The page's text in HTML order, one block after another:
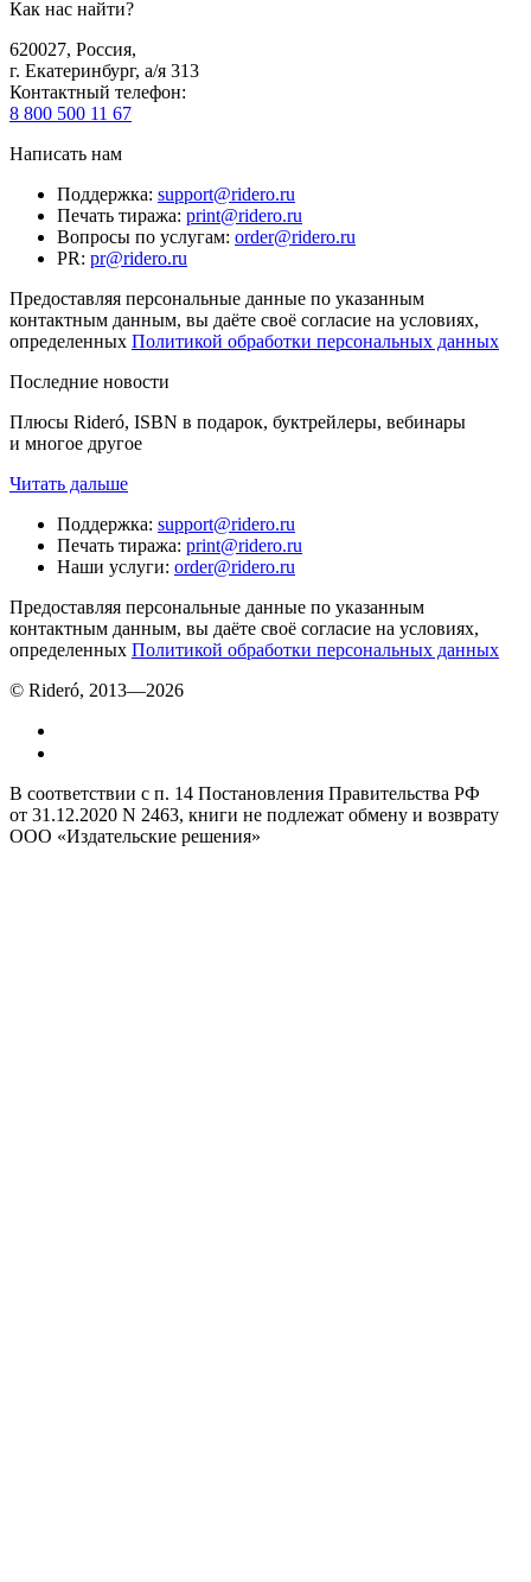
Как нас найти?
620027, Россия,
г. Екатеринбург, а/я 313
Контактный телефон:
8 800 500 11 67
Написать нам
Поддержка: support@ridero.ru
Печать тиража: print@ridero.ru
Вопросы по услугам: order@ridero.ru
PR: pr@ridero.ru
Предоставляя персональные данные по указанным
контактным данным, вы даёте своё согласие на условиях,
определенных Политикой обработки персональных данных
Последние новости
Плюсы Rideró, ISBN в подарок, буктрейлеры, вебинары
и многое другое
Читать дальше
Поддержка: support@ridero.ru
Печать тиража: print@ridero.ru
Наши услуги: order@ridero.ru
Предоставляя персональные данные по указанным
контактным данным, вы даёте своё согласие на условиях,
определенных Политикой обработки персональных данных
© Rideró, 2013—2026
В соответствии с п. 14 Постановления Правительства РФ
от 31.12.2020 N 2463, книги не подлежат обмену и возврату
ООО «Издательские решения»